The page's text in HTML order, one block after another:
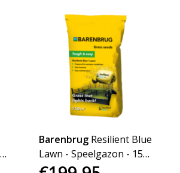
Barenbrug Resilient Blue
Lawn - Speelgazon - 15
kg - 750 m²